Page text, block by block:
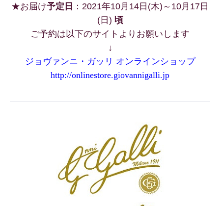
★お届け予定日 ：2021年10月14日(木)～10月17日
(日) 頃
ご予約は以下のサイトよりお願いします
↓
ジョヴァンニ・ガッリ オンラインショップ
http://onlinestore.giovannigalli.jp